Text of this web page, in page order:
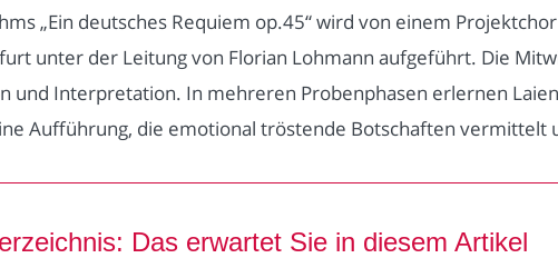
„Ein deutsches Requiem op.45“ wird von einem
unter der Leitung von Florian Lohmann aufgeführt. Die
und Interpretation. In mehreren Probenphasen erlernen
Aufführung, die emotional tröstende Botschaften
Das erwartet Sie in diesem Artikel